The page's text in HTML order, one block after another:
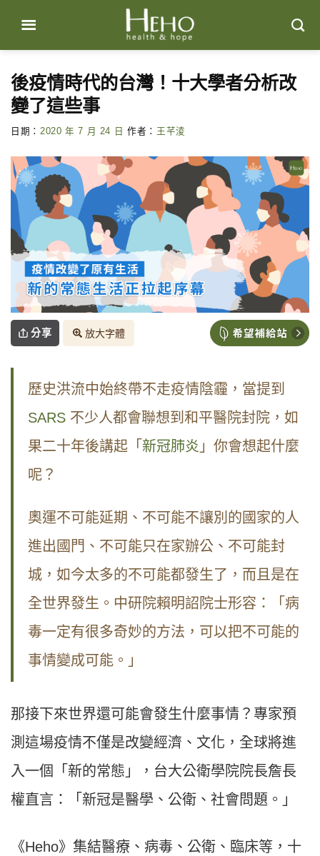
content
後疫情時代的台灣！十大學者分析改
變了這些事
日期： 2020 年 7 月 24 日 作者： 王芊淩
分享 放大字體
歷史洪流中始終帶不走疫情陰霾，當提到
SARS 不少人都會聯想到和平醫院封院，如
果二十年後講起「 新冠肺炎 」你會想起什麼
呢？
奧運不可能延期、不可能不讓別的國家的人
進出國門、不可能只在家辦公、不可能封
城，如今太多的不可能都發生了，而且是在
全世界發生。中研院賴明詔院士形容：「病
毒一定有很多奇妙的方法，可以把不可能的
事情變成可能。」
那接下來世界還可能會發生什麼事情？專家預
測這場疫情不僅是改變經濟、文化，全球將進
入一個「新的常態」， 台大公衛學院院長詹長
權直言：「新冠是醫學、公衛、社會問題。 」
《Heho》集結醫療、病毒、公衛、臨床等，十